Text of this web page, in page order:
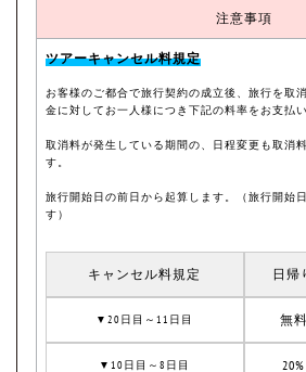
注意事項
ツアーキャンセル料規定
お客様のご都合で旅行契約の成立後、旅行を取
金に対してお一人様につき下記の料率をお支払
取消料が発生している期間の、日程変更も取消
す。
旅行開始日の前日から起算します。（旅行開始
す）
キャンセル料規定 日帰
▼20日目～11日目 無料
▼10日目～8日目 20%